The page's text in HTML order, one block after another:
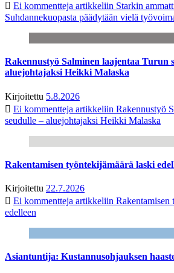
Ei kommentteja artikkeliin Starkin
Suhdannekuopasta päädytään vielä
Rakennustyö Salminen laajentaa Turun
aluejohtajaksi Heikki Malaska
Kirjoitettu 5.8.2026
Ei kommentteja artikkeliin Rakennustyö
seudulle – aluejohtajaksi Heikki Malaska
Rakentamisen työntekijämäärä laski
Kirjoitettu 22.7.2026
Ei kommentteja artikkeliin Rakentamisen
edelleen
Asiantuntija: Kustannusohjauksen